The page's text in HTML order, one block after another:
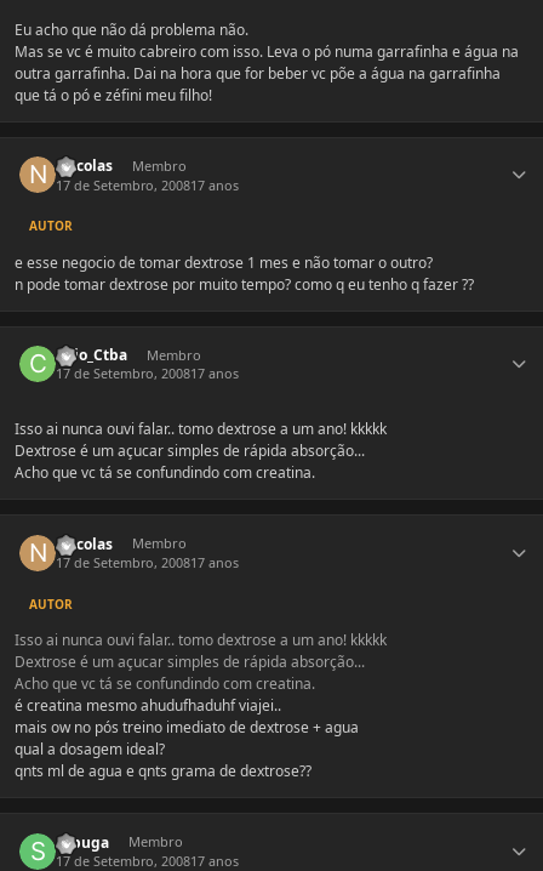
Eu acho que não dá problema não.
Mas se vc é muito cabreiro com isso. Leva o pó numa garrafinha e água na
outra garrafinha. Dai na hora que for beber vc põe a água na garrafinha
que tá o pó e zéfini meu filho!
N1colas
Membro
17 de Setembro, 200817 anos
AUTOR
e esse negocio de tomar dextrose 1 mes e não tomar o outro?
n pode tomar dextrose por muito tempo? como q eu tenho q fazer ??
Caio_Ctba
Membro
17 de Setembro, 200817 anos
Isso ai nunca ouvi falar.. tomo dextrose a um ano! kkkkk
Dextrose é um açucar simples de rápida absorção...
Acho que vc tá se confundindo com creatina.
N1colas
Membro
17 de Setembro, 200817 anos
AUTOR
Isso ai nunca ouvi falar.. tomo dextrose a um ano! kkkkk
Dextrose é um açucar simples de rápida absorção...
Acho que vc tá se confundindo com creatina.
é creatina mesmo ahudufhaduhf viajei..
mais ow no pós treino imediato de dextrose + agua
qual a dosagem ideal?
qnts ml de agua e qnts grama de dextrose??
sabuga
Membro
17 de Setembro, 200817 anos